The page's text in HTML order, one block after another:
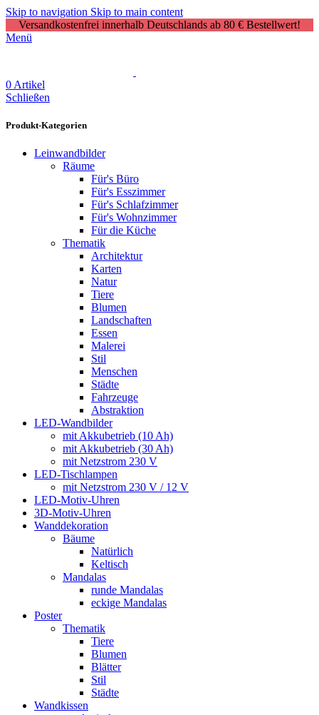
Skip to navigation Skip to main content
Versandkostenfrei innerhalb Deutschlands ab 80 € Bestellwert!
Menü
0 Artikel
Schließen
Produkt-Kategorien
Leinwandbilder
Räume
Für's Büro
Für's Esszimmer
Für's Schlafzimmer
Für's Wohnzimmer
Für die Küche
Thematik
Architektur
Karten
Natur
Tiere
Blumen
Landschaften
Essen
Malerei
Stil
Menschen
Städte
Fahrzeuge
Abstraktion
LED-Wandbilder
mit Akkubetrieb (10 Ah)
mit Akkubetrieb (30 Ah)
mit Netzstrom 230 V
LED-Tischlampen
mit Netzstrom 230 V / 12 V
LED-Motiv-Uhren
3D-Motiv-Uhren
Wanddekoration
Bäume
Natürlich
Keltisch
Mandalas
runde Mandalas
eckige Mandalas
Poster
Thematik
Tiere
Blumen
Blätter
Stil
Städte
Wandkissen